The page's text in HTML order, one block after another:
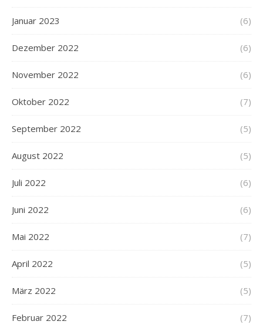
Januar 2023 (6)
Dezember 2022 (6)
November 2022 (6)
Oktober 2022 (7)
September 2022 (5)
August 2022 (5)
Juli 2022 (6)
Juni 2022 (6)
Mai 2022 (7)
April 2022 (5)
März 2022 (5)
Februar 2022 (7)